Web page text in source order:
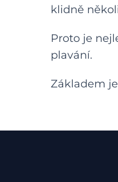
klidně
Proto je
plavání.
Základem